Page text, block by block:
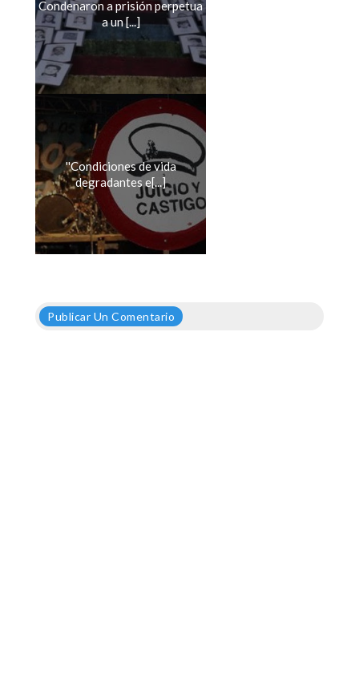
Condenaron a prisión perpetua
a un [...]
''Condiciones de vida
degradantes e[...]
Publicar Un Comentario